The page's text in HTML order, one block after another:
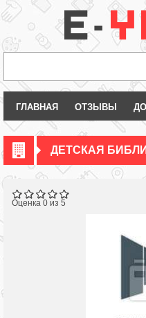
ГЛАВНАЯ ОТЗЫВЫ
ДЕТСКАЯ
Оценка 0 из 5